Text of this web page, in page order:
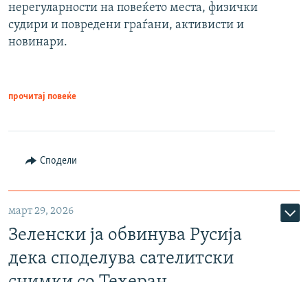
нерегуларности на повеќето места, физички
судири и повредени граѓани, активисти и
новинари.
прочитај повеќе
Сподели
март 29, 2026
Зеленски ја обвинува Русија
дека споделува сателитски